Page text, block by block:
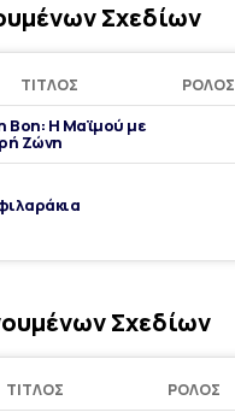
Σχεδίων
ΤΊΤΛΟΣ ΡΌΛΟΣ
Bon: Η Μαϊμού με
Ζώνη
Σχεδίων
ΤΊΤΛΟΣ ΡΌΛΟΣ